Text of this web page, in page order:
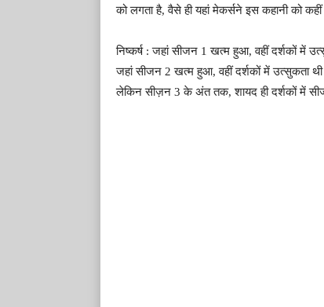
को लगता है, वैसे ही यहां मेकर्सने इस कहानी को
निष्कर्ष : जहां सीजन 1 खत्म हुआ, वहीं दर्शकों में
जहां सीजन 2 खत्म हुआ, वहीं दर्शकों में उत्सुकता थी
लेकिन सीज़न 3 के अंत तक, शायद ही दर्शकों में